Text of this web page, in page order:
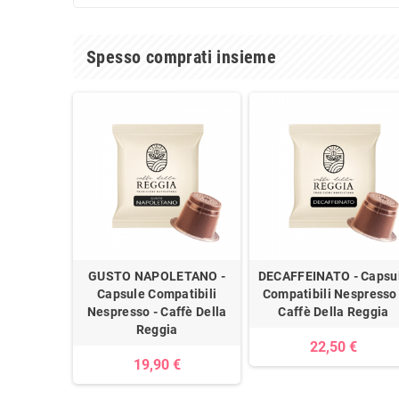
Spesso comprati insieme
GUSTO NAPOLETANO -
Capsule Compatibili
Nespresso - Caffè Della
Reggia
19,90 €
DECAFFEINATO -
Compatibili Nespresso
Caffè Della Reggia
22,50 €